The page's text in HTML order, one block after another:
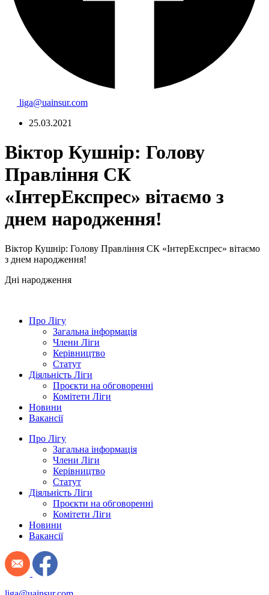
liga@uainsur.com
25.03.2021
Віктор Кушнір: Голову
Правління СК
«ІнтерЕкспрес» вітаємо з
днем народження!
Віктор Кушнір: Голову Правління СК «ІнтерЕкспрес» вітаємо
з днем народження!
Дні народження
Про Лігу
Загальна інформація
Члени Ліги
Керівництво
Статут
Діяльність Ліги
Проєкти на обговоренні
Комітети Ліги
Новини
Вакансії
Про Лігу
Загальна інформація
Члени Ліги
Керівництво
Статут
Діяльність Ліги
Проєкти на обговоренні
Комітети Ліги
Новини
Вакансії